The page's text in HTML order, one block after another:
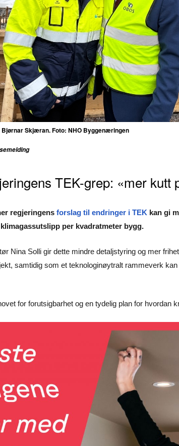
Skjæran. Foto: NHO Byggenæringen
TEK-grep: «mer kutt
regjeringens forslag til endringer i TEK kan gi
per kvadratmeter bygg.
Nina Solli gir dette mindre detaljstyring og mer
samtidig som et teknologinøytralt rammeverk
for forutsigbarhet og en tydelig plan for hvordan